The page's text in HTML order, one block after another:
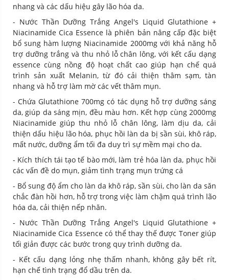
nhang và các dấu hiệu gây lão hóa da.
- Nước Thần Dưỡng Trắng Angel's Liquid Glutathione +
Niacinamide Cica Essence là phiên bản nâng cấp đặc biệt
bổ sung hàm lượng Niacinamide 2000mg với khả năng hỗ
trợ dưỡng trắng và thu nhỏ lỗ chân lông, với kết cấu dạng
essence cùng nồng độ hoạt chất cao giúp hạn chế quá
trình sản xuất Melanin, từ đó cải thiện thâm sạm, tàn
nhang và hỗ trợ làm mờ các vết thâm mụn.
- Chứa Glutathione 700mg có tác dụng hỗ trợ dưỡng sáng
da, giúp da sáng mịn, đều màu hơn. Kết hợp cùng 2000mg
Niacinamide giúp thu nhỏ lỗ chân lông, làm dịu da, cải
thiện dấu hiệu lão hóa, phục hồi làn da bị sần sùi, khô ráp,
mất nước, dưỡng ẩm tối đa duy trì sự mềm mại cho da.
- Kích thích tái tạo tế bào mới, làm trẻ hóa làn da, phục hồi
các vấn đề do mụn, giảm tình trạng mụn trứng cá
- Bổ sung độ ẩm cho làn da khô ráp, sần sùi, cho làn da săn
chắc đàn hồi hơn, hỗ trợ trong việc làm chậm quá trình lão
hóa da, cải thiện nếp nhăn.
- Nước Thần Dưỡng Trắng Angel's Liquid Glutathione +
Niacinamide Cica Essence có thể thay thế được Toner giúp
tối giản được các bước trong quy trình dưỡng da.
- Kết cấu dạng lỏng nhẹ thấm nhanh, không gây bết rít,
hạn chế tình trạng đổ dầu trên da.